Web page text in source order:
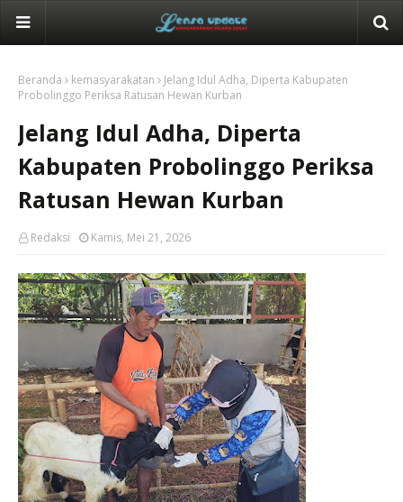
Beranda kemasyarakatan
Jelang Idul Adha, Diperta Kabupaten
Probolinggo Periksa Ratusan Hewan Kurban
Jelang Idul Adha, Diperta
Kabupaten Probolinggo Periksa
Ratusan Hewan Kurban
Redaksi Kamis, Mei 21, 2026